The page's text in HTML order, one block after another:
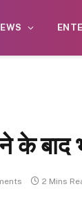
के बाद
2 Mins